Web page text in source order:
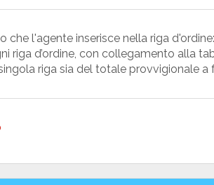
che l'agente inserisce nella riga
riga d’ordine, con collegamento alla
riga sia del totale provvigionale a